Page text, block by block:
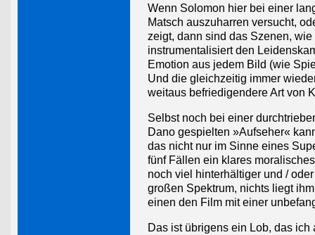
Wenn Solomon hier bei einer
Matsch auszuharren versucht,
zeigt, dann sind das Szenen,
instrumentalisiert den
Emotion aus jedem Bild (wie
Und die gleichzeitig immer
weitaus befriedigendere Art von
Selbst noch bei einer
Dano gespielten »Aufseher«
das nicht nur im Sinne eines
fünf Fällen ein klares
noch viel hinterhältiger und /
großen Spektrum, nichts liegt
einen den Film mit einer
Das ist übrigens ein Lob, das